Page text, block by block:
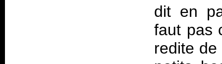
dit en
faut pas
redite